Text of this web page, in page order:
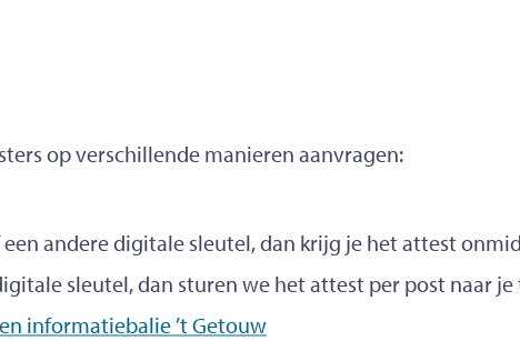
op verschillende manieren aanvragen:
een andere digitale sleutel, dan krijg je het attest
sleutel, dan sturen we het attest per post naar je
informatiebalie ’t Getouw